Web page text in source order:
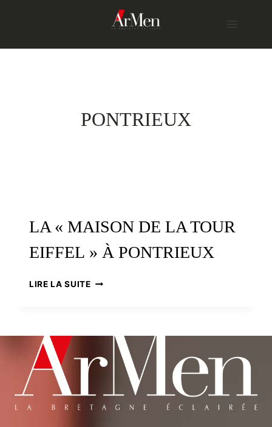
PONTRIEUX
LA « MAISON DE LA TOUR
EIFFEL » À PONTRIEUX
LIRE LA SUITELA
EIFFEL »
À
PONTRIEUX